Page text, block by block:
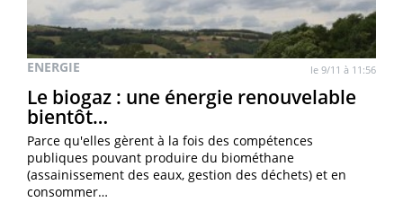
ENERGIE le 9/11 à 11:56
Le biogaz : une énergie renouvelable
bientôt…
Parce qu'elles gèrent à la fois des compétences
publiques pouvant produire du biométhane
(assainissement des eaux, gestion des déchets) et en
consommer…